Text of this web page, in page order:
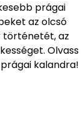
prágai
az olcsó
történetét, az
Olvass
kalandra!